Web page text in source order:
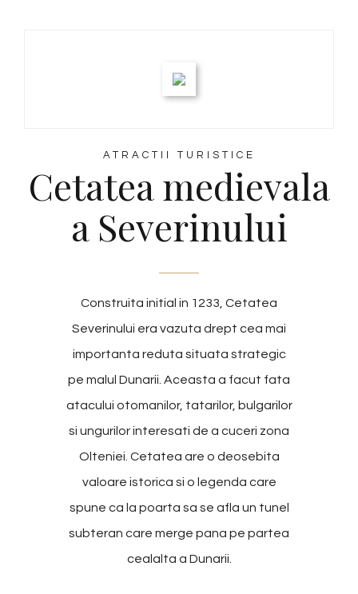
ATRACTII TURISTICE
Cetatea medievala
a Severinului
Construita initial in 1233, Cetatea
Severinului era vazuta drept cea mai
importanta reduta situata strategic
pe malul Dunarii. Aceasta a facut fata
atacului otomanilor, tatarilor, bulgarilor
si ungurilor interesati de a cuceri zona
Olteniei. Cetatea are o deosebita
valoare istorica si o legenda care
spune ca la poarta sa se afla un tunel
subteran care merge pana pe partea
cealalta a Dunarii.